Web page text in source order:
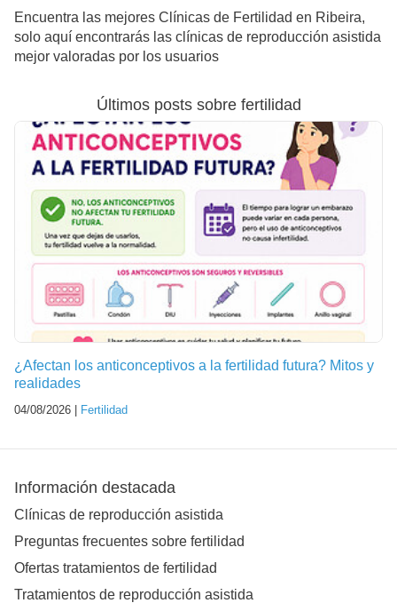
Encuentra las mejores Clínicas de Fertilidad en Ribeira,
solo aquí encontrarás las clínicas de reproducción asistida
mejor valoradas por los usuarios
Últimos posts sobre fertilidad
¿Afectan los anticonceptivos a la fertilidad futura? Mitos y
realidades
04/08/2026 | Fertilidad
Información destacada
Clínicas de reproducción asistida
Preguntas frecuentes sobre fertilidad
Ofertas tratamientos de fertilidad
Tratamientos de reproducción asistida